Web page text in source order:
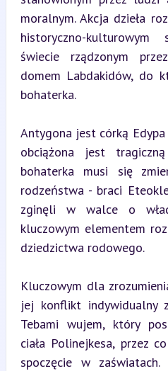
moralnym. Akcja dzieła
historyczno-
świecie rządzonym
domem Labdakidów, do
bohaterka.
Antygona jest córką
obciążona jest
bohaterka musi się
rodzeństwa - braci
zginęli w walce o
kluczowym elementem
dziedzictwa rodowego.
Kluczowym dla
jej konflikt indywidualny
Tebami wujem, który
ciała Polinejkesa, przez
spoczęcie w